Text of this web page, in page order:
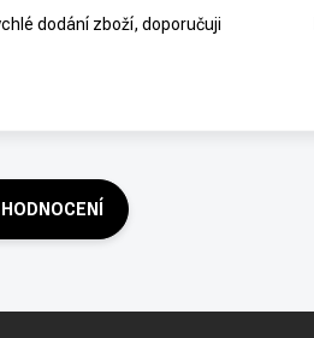
dodání zboží, doporučuji